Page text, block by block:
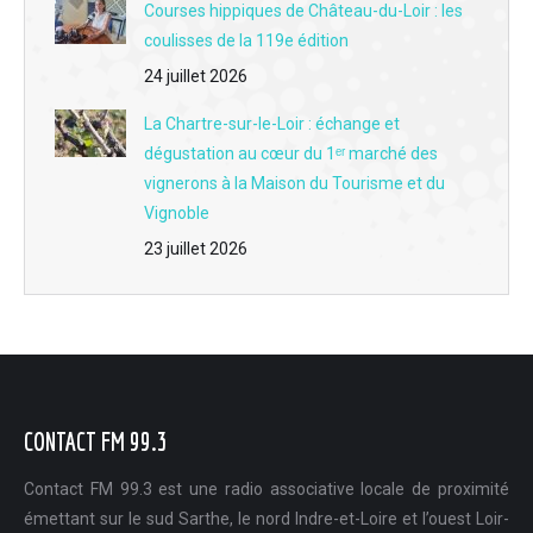
Courses hippiques de Château-du-Loir : les
coulisses de la 119e édition
24 juillet 2026
La Chartre-sur-le-Loir : échange et
dégustation au cœur du 1ᵉʳ marché des
vignerons à la Maison du Tourisme et du
Vignoble
23 juillet 2026
CONTACT FM 99.3
Contact FM 99.3 est une radio associative locale de proximité
émettant sur le sud Sarthe, le nord Indre-et-Loire et l’ouest Loir-